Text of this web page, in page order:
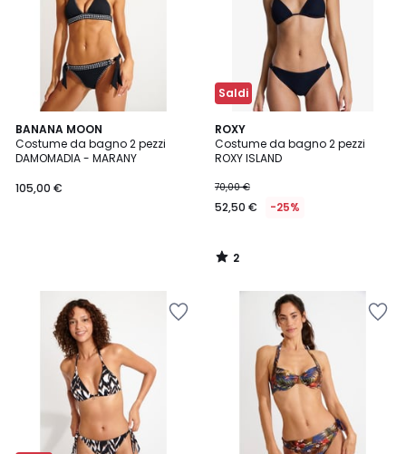
BANANA MOON
Costume da bagno 2 pezzi
DAMOMADIA - MARANY
105,00 €
Saldi
ROXY
Costume da bagno 2 pezzi
ROXY ISLAND
70,00 €
52,50 € -25%
2
/
5
2
/